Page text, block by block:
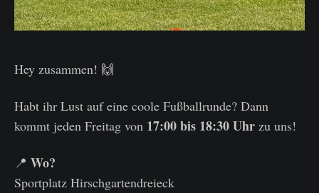
Hey zusammen! 🙌
Habt ihr Lust auf eine coole Fußballrunde? Dann
kommt jeden Freitag von 17:00 bis 18:30 Uhr zu uns!
📍 Wo?
Sportplatz Hirschgartendreieck